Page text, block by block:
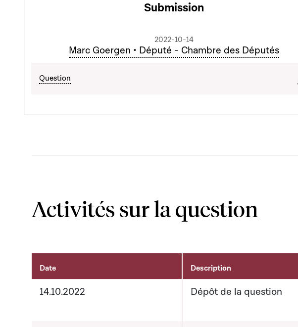
Submission
2022-10-14
Marc Goergen • Député - Chambre des Députés
Question
Activités sur la question
Activités sur le dossier
Date Description
14.10.2022 Dépôt de la question